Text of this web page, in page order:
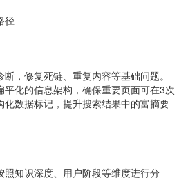
径
，修复死链、重复内容等基础问题。
化的信息架构，确保重要页面可在3次
化数据标记，提升搜索结果中的富摘要
照知识深度、用户阶段等维度进行分